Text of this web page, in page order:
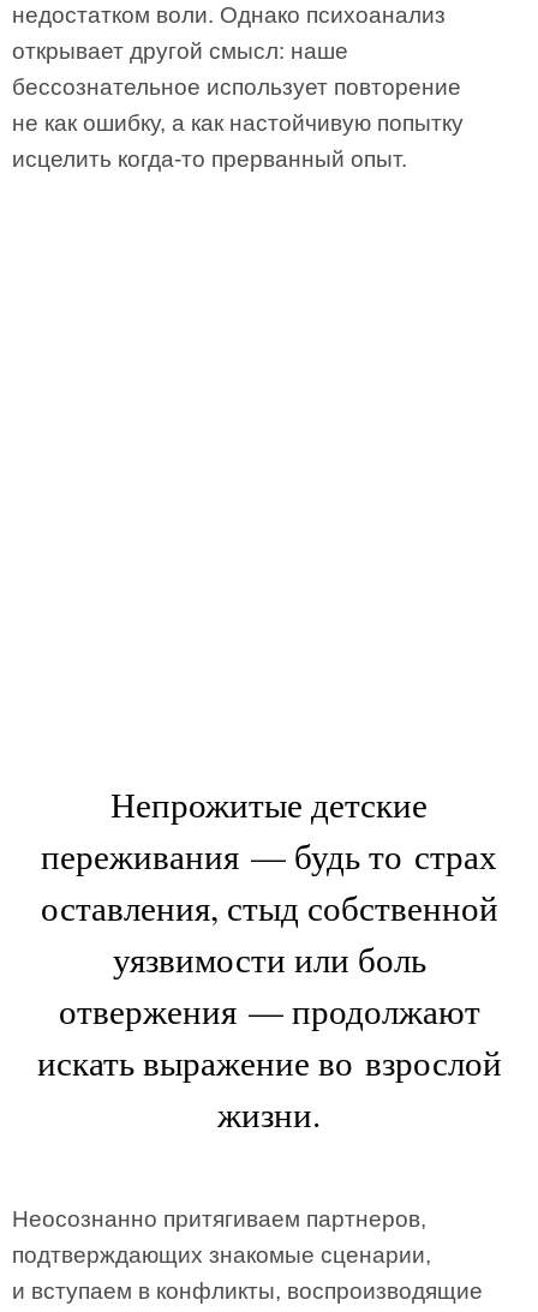
недостатком воли. Однако психоанализ
открывает другой смысл: наше
бессознательное использует повторение
не как ошибку, а как настойчивую попытку
исцелить когда-то прерванный опыт.
Непрожитые детские
переживания — будь то страх
оставления, стыд собственной
уязвимости или боль
отвержения — продолжают
искать выражение во взрослой
жизни.
Неосознанно притягиваем партнеров,
подтверждающих знакомые сценарии,
и вступаем в конфликты, воспроизводящие